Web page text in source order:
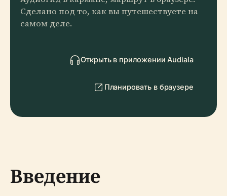
Сделано под то, как вы путешествуете на
самом деле.
Открыть в приложении Audiala
Планировать в браузере
Введение